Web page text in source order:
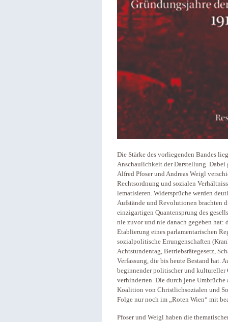
Die Stärke des vorliegenden Bandes
Anschaulichkeit der Darstellung. Dabei
Alfred Pfoser und Andreas Weigl
Rechtsordnung und sozialen
lematisieren. Widersprüche werden
Aufstände und Revolutionen brachten
einzigartigen Quantensprung des
nie zuvor und nie danach gegeben hat:
Etablierung eines parlamentarischen
sozialpolitische Errungenschaften
Achtstundentag, Betriebsrätegesetz,
Verfassung, die bis heute Bestand hat.
beginnender politischer und kultureller
verhinderten. Die durch jene
Koalition von Christlichsozialen und
Folge nur noch im „Roten Wien“ mit
Pfoser und Weigl haben die